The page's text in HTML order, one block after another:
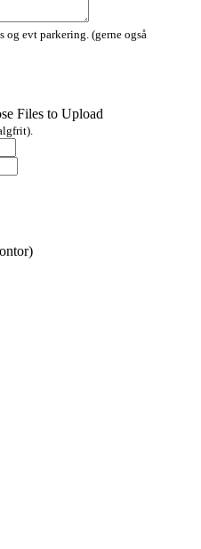
evt parkering. (gerne også
Files to Upload